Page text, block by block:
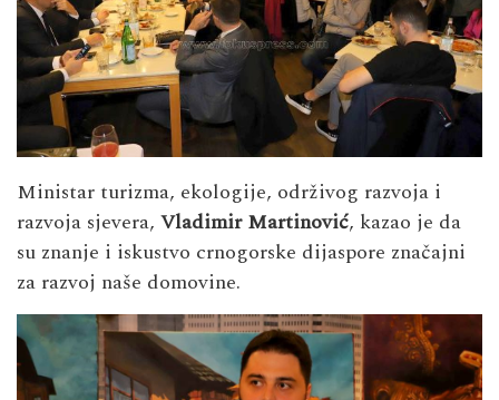
Ministar turizma, ekologije, održivog razvoja i
razvoja sjevera, Vladimir Martinović, kazao je da
su znanje i iskustvo crnogorske dijaspore značajni
za razvoj naše domovine.